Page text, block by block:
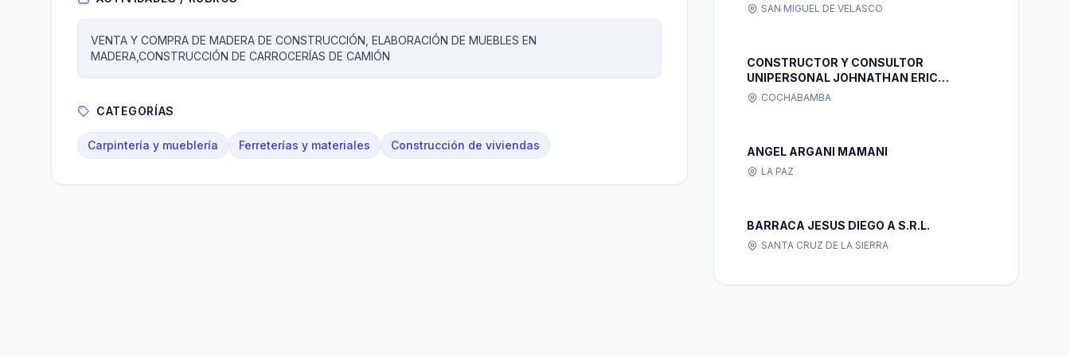
VENTA Y COMPRA DE MADERA DE CONSTRUCCIÓN, ELABORACIÓN DE MUEBLES EN
MADERA,CONSTRUCCIÓN DE CARROCERÍAS DE CAMIÓN
CATEGORÍAS
Carpintería y mueblería Ferreterías y materiales Construcción de viviendas
SAN MIGUEL DE VELASCO
CONSTRUCTOR Y CONSULTOR
UNIPERSONAL JOHNATHAN ERIC
VARGAS GONZALES
COCHABAMBA
ANGEL ARGANI MAMANI
LA PAZ
BARRACA JESUS DIEGO A S.R.L.
SANTA CRUZ DE LA SIERRA